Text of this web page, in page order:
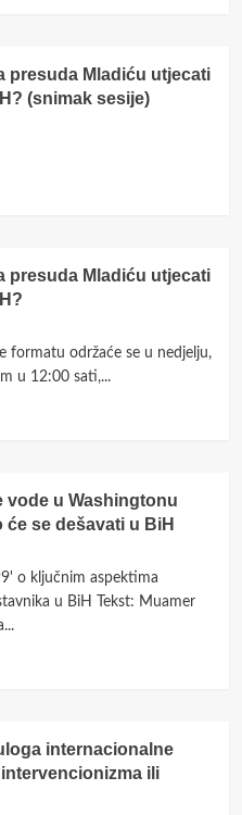
presuda Mladiću utjecati
(snimak sesije)
presuda Mladiću utjecati
formatu održaće se u nedjelju,
u 12:00 sati,...
vode u Washingtonu
se dešavati u BiH
o ključnim aspektima
u BiH Tekst: Muamer
internacionalne
ili